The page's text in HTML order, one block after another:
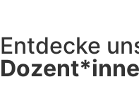
Entdecke